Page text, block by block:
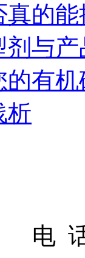
的
与
有
析
电 话